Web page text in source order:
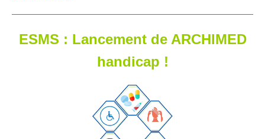
ESMS : Lancement de ARCHIMED
handicap !